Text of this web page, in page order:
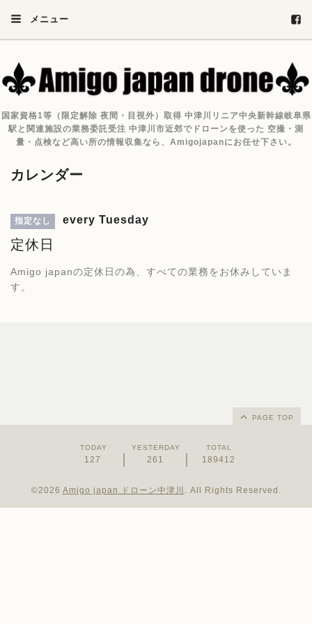
メニュー
国家資格1等（限定解除 夜間・目視外）取得 中津川リニア中央新幹線岐阜県
駅と関連施設の業務委託受注 中津川市近郊でドローンを使った 空撮・測
量・点検など高い所の情報収集なら、Amigojapanにお任せ下さい。
カレンダー
指定なし every Tuesday
定休日
Amigo japanの定休日の為、すべての業務をお休みしていま
す。
PAGE TOP
TODAY
127
YESTERDAY
261
TOTAL
189412
©2026 Amigo japan ドローン中津川 . All Rights Reserved.